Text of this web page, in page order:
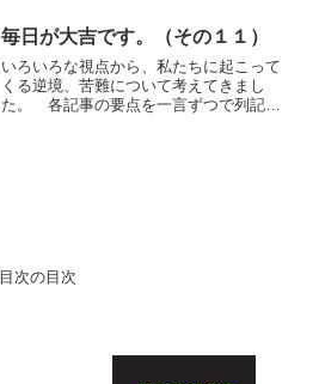
患者様よりも強い立場にある。＞201...
毎日が大吉です。（その１１）
いろいろな視点から、私たちに起こって
くる逆境、苦難について考えてきまし
た。 各記事の要点を一言ずつで列記し
目次の目次